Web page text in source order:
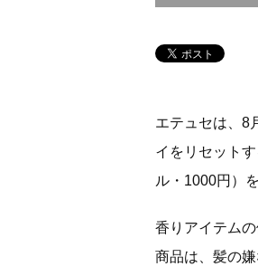
エテュセは、8
イをリセット
ル・1000円）
香りアイテム
商品は、髪の